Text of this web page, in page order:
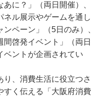
に？」（両日開催）、
ネル展示やゲームを通し
ペーン」（5日のみ）、
啓発イベント」（両日
ベントが企画されてい
、消費生活に役立つさ
すく伝える「大阪府消費